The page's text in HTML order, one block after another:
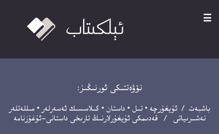
☰
نۆۋەتتىكى ئورنىڭىز:
باشبەت / ئۇيغۇرچە • تىل • داستان • كىلاسسىك ئەسەرلەر • مىللەتلەر
نەشىرىياتى / قەدىمكى ئۇيغۇرلارنىڭ تارىخى داستانى-ئۇغۇزنامە